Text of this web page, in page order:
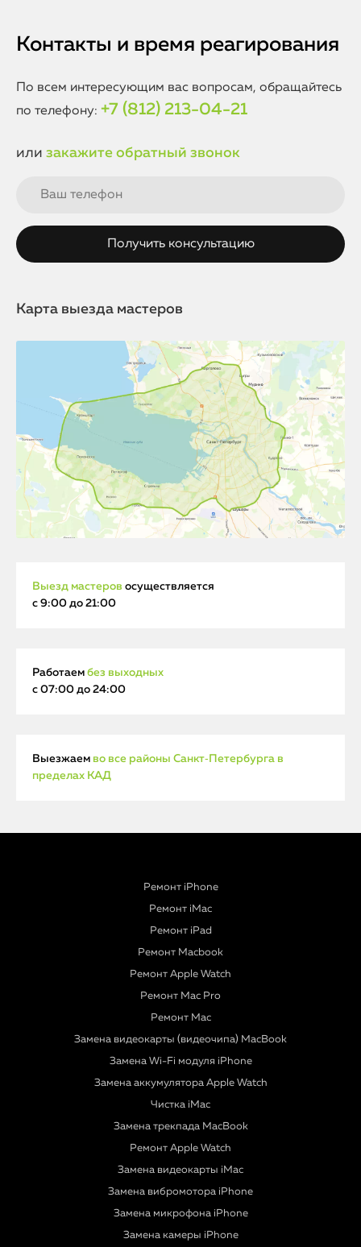
Контакты и время реагирования
По всем интересующим вас вопросам, обращайтесь
по телефону: +7 (812) 213-04-21
или закажите обратный звонок
Карта выезда мастеров
Выезд мастеров осуществляется
с 9:00 до 21:00
Работаем без выходных
с 07:00 до 24:00
Выезжаем во все районы Санкт‑Петербурга в
пределах КАД
Ремонт iPhone
Ремонт iMac
Ремонт iPad
Ремонт Macbook
Ремонт Apple Watch
Ремонт Mac Pro
Ремонт Mac
Замена видеокарты (видеочипа) MacBook
Замена Wi-Fi модуля iPhone
Замена аккумулятора Apple Watch
Чистка iMac
Замена трекпада MacBook
Ремонт Apple Watch
Замена видеокарты iMac
Замена вибромотора iPhone
Замена микрофона iPhone
Замена камеры iPhone